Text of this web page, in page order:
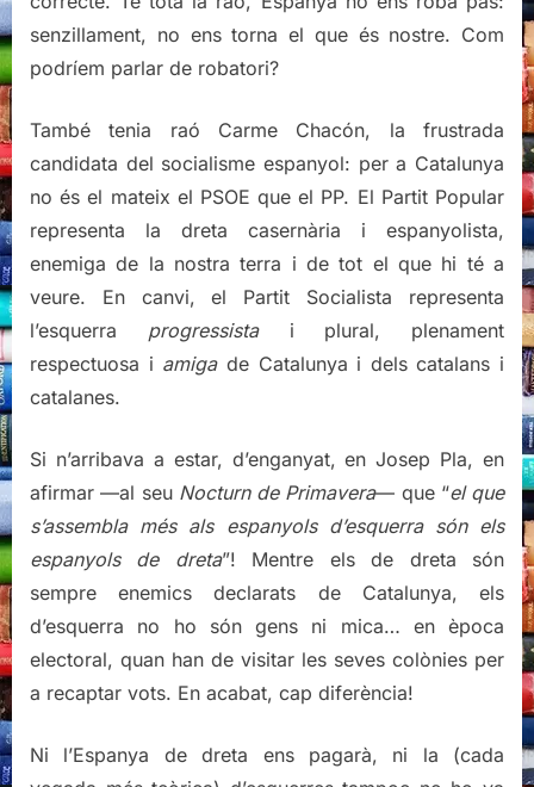
senzillament, no ens torna el que és nostre. Com
podríem parlar de robatori?
També tenia raó Carme Chacón, la frustrada
candidata del socialisme espanyol: per a Catalunya
no és el mateix el PSOE que el PP. El Partit Popular
representa la dreta casernària i espanyolista,
enemiga de la nostra terra i de tot el que hi té a
veure. En canvi, el Partit Socialista representa
l’esquerra progressistai plural, plenament
respectuosa i amigade Catalunya i dels catalans i
catalanes.
Si n’arribava a estar, d’enganyat, en Josep Pla, en
afirmar —al seu Nocturn de Primavera— que “el que
s’assembla més als espanyols d’esquerra són els
espanyols de dreta”! Mentre els de dreta són
sempre enemics declarats de Catalunya, els
d’esquerra no ho són gens ni mica… en època
electoral, quan han de visitar les seves colònies per
a recaptar vots. En acabat, cap diferència!
Ni l’Espanya de dreta ens pagarà, ni la (cada